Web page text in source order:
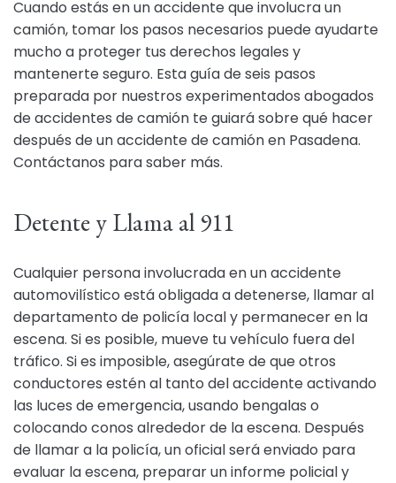
Cuando estás en un accidente que involucra un
camión, tomar los pasos necesarios puede ayudarte
mucho a proteger tus derechos legales y
mantenerte seguro. Esta guía de seis pasos
preparada por nuestros experimentados abogados
de accidentes de camión te guiará sobre qué hacer
después de un accidente de camión en Pasadena.
Contáctanos para saber más.
Detente y Llama al 911
Cualquier persona involucrada en un accidente
automovilístico está obligada a detenerse, llamar al
departamento de policía local y permanecer en la
escena. Si es posible, mueve tu vehículo fuera del
tráfico. Si es imposible, asegúrate de que otros
conductores estén al tanto del accidente activando
las luces de emergencia, usando bengalas o
colocando conos alrededor de la escena. Después
de llamar a la policía, un oficial será enviado para
evaluar la escena, preparar un informe policial y